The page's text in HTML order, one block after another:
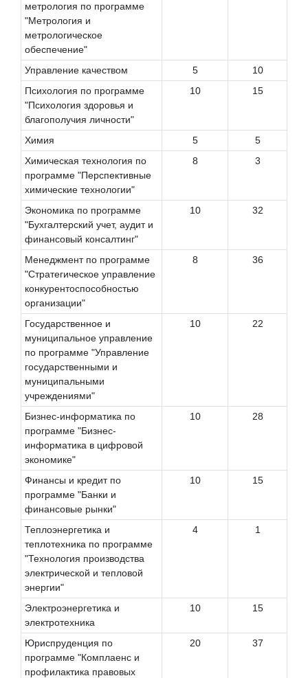
метрология по программе
"Метрология и
метрологическое
обеспечение"
Управление качеством 5
10
Психология по программе
"Психология здоровья и
благополучия личности"
10 15
Химия 5
5
Химическая технология по
программе "Перспективные
химические технологии"
8 3
Экономика по программе
"Бухгалтерский учет, аудит и
финансовый консалтинг"
10 32
Менеджмент по программе
"Стратегическое управление
конкурентоспособностью
организации"
8 36
Государственное и
муниципальное управление
по программе "Управление
государственными и
муниципальными
учреждениями"
10 22
Бизнес-информатика по
программе "Бизнес-
информатика в цифровой
экономике"
10 28
Финансы и кредит по
программе "Банки и
финансовые рынки"
10 15
Теплоэнергетика и
теплотехника по программе
"Технология производства
электрической и тепловой
энергии"
4 1
Электроэнергетика и
электротехника
10 15
Юриспруденция по
программе "Комплаенс и
профилактика правовых
20 37